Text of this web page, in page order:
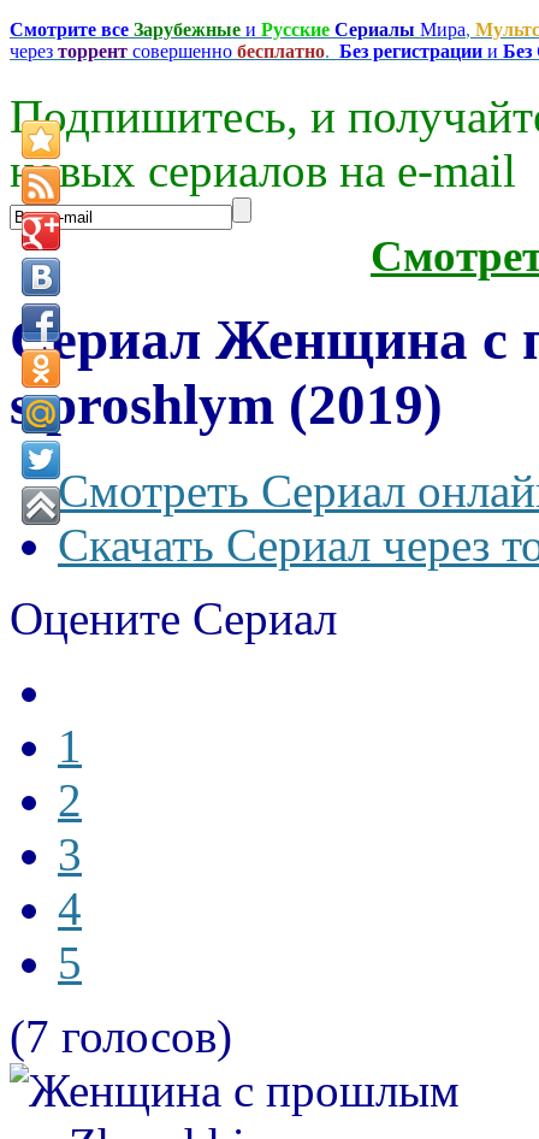
Смотрите все Зарубежные и Русские Сериалы Мира,
через торрент совершенно бесплатно. Без регистрации и
Подпишитесь, и
новых сериалов на e-mаil
Сериал Женщина с
s proshlym (2019)
Смотреть Сериал
Скачать Сериал через
Оцените Сериал
1
2
3
4
5
(7 голосов)